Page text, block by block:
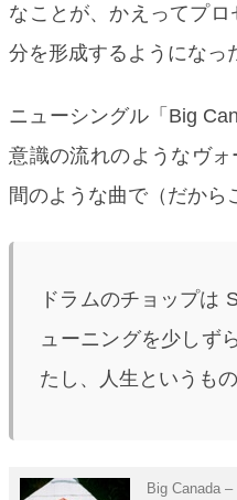
なことが、かえってプ
分を形成するようになっ
ニューシングル「Big
意識の流れのようなヴ
間のような曲で（だから
ドラムのチョップは
ューニングを少しず
たし、人生というも
Big Canada